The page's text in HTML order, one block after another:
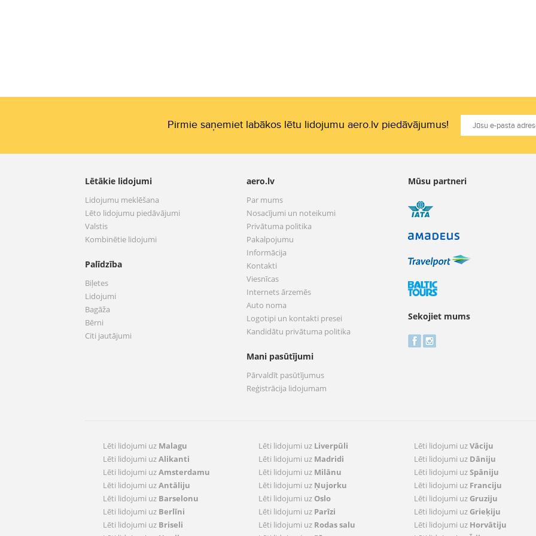
Pirmie saņemiet labākos lētu lidojumu aero.lv piedāvājumus!
Lētākie lidojumi
Lidojumu meklēšana
Lēto lidojumu piedāvājumi
Valstis
Kombinētie lidojumi
Palīdzība
Biļetes
Lidojumi
Bagāža
Bērni
Citi jautājumi
aero.lv
Par mums
Nosacījumi un noteikumi
Privātuma politika
Pakalpojumu
Informācija
Kontakti
Viesnīcas
Internets ārzemēs
Auto noma
Logotipi un kontakti presei
Kandidātu privātuma politika
Mani pasūtījumi
Pārvaldīt pasūtījumus
Reģistrācija lidojumam
Mūsu partneri
Sekojiet mums
Lēti lidojumi uz Malagu
Lēti lidojumi uzAlikanti
Lēti lidojumi uzAmsterdamu
Lēti lidojumi uzAntāliju
Lēti lidojumi uz Barselonu
Lēti lidojumi uz Berlīni
Lēti lidojumi uz Briseli
Lēti lidojumi uz Liverpūli
Lēti lidojumi uz Madridi
Lēti lidojumi uz Milānu
Lēti lidojumi uz Ņujorku
Lēti lidojumi uz Oslo
Lēti lidojumi uz Parīzi
Lēti lidojumi uz Rodas salu
Lēti lidojumi uzVāciju
Lēti lidojumi uz Dāniju
Lēti lidojumi uzSpāniju
Lēti lidojumi uz Franciju
Lēti lidojumi uz Gruziju
Lēti lidojumi uz Grieķiju
Lēti lidojumi uz Horvātiju